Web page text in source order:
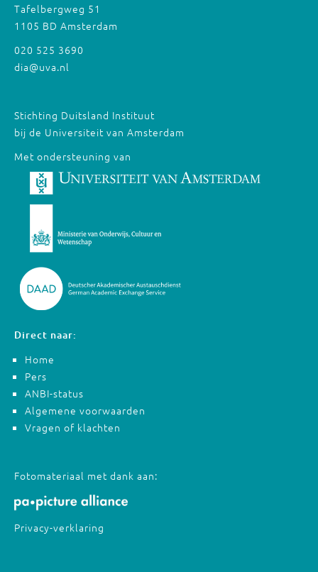
Tafelbergweg 51
1105 BD Amsterdam
020 525 3690
dia@uva.nl
Stichting Duitsland Instituut
bij de Universiteit van Amsterdam
Met ondersteuning van
Direct naar:
Home
Pers
ANBI-status
Algemene voorwaarden
Vragen of klachten
Fotomateriaal met dank aan:
Privacy-verklaring